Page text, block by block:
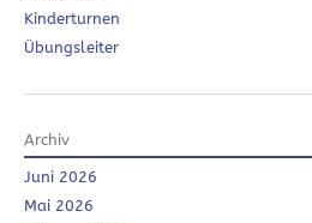
Kinderturnen
Übungsleiter
Archiv
Juni 2026
Mai 2026